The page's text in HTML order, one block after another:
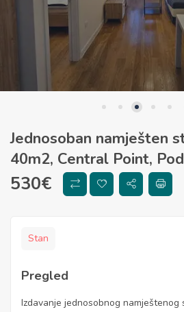
Jednosoban namješten
40m2, Central Point,
530€
Stan
Pregled
Izdavanje jednosobnog namještenog